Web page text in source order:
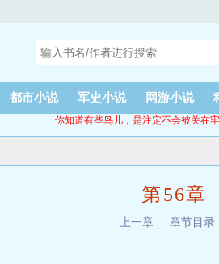
都市小说 军史小说 网游小说
你知道有些鸟儿，是注定不会被关在
第56章
上一章 章节目录